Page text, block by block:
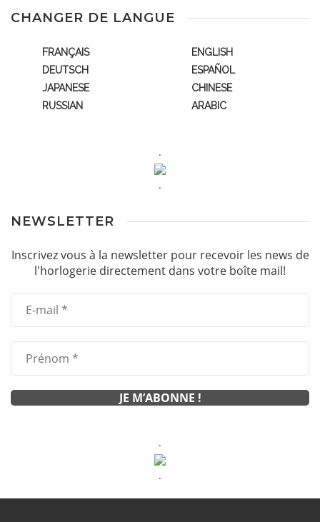
CHANGER DE LANGUE
FRANÇAIS
ENGLISH
DEUTSCH
ESPAÑOL
JAPANESE
CHINESE
RUSSIAN
ARABIC
.
.
NEWSLETTER
Inscrivez vous à la newsletter pour recevoir les news de
l'horlogerie directement dans votre boîte mail!
.
.